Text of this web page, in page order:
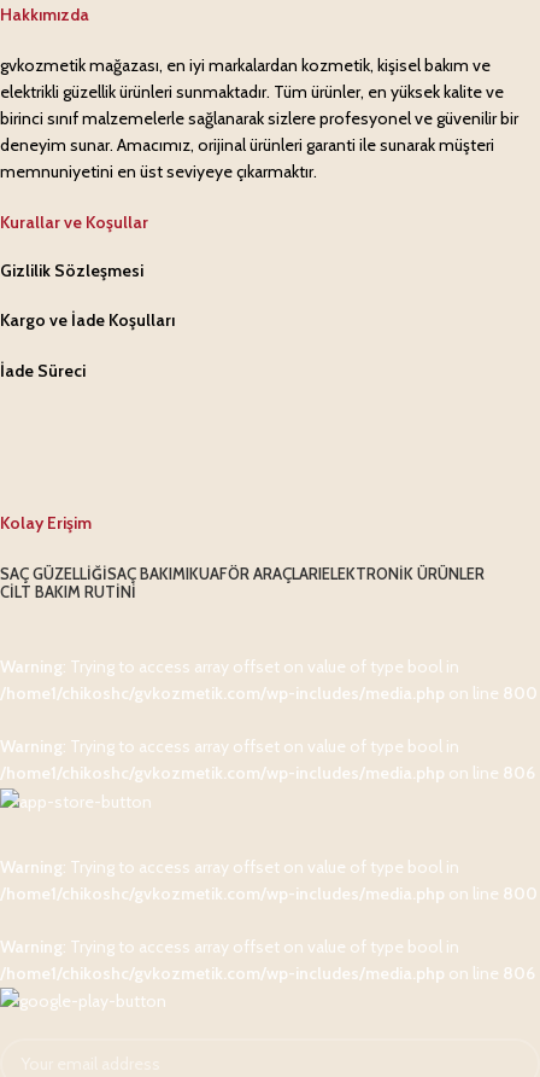
Hakkımızda
gvkozmetik mağazası, en iyi markalardan kozmetik, kişisel bakım ve
elektrikli güzellik ürünleri sunmaktadır. Tüm ürünler, en yüksek kalite ve
birinci sınıf malzemelerle sağlanarak sizlere profesyonel ve güvenilir bir
deneyim sunar. Amacımız, orijinal ürünleri garanti ile sunarak müşteri
memnuniyetini en üst seviyeye çıkarmaktır.
Kurallar ve Koşullar
Gizlilik Sözleşmesi
Kargo ve İade Koşulları
İade Süreci
Kolay Erişim
SAÇ GÜZELLIĞISAÇ BAKIMIKUAFÖR ARAÇLARIELEKTRONIK ÜRÜNLER
CILT BAKIM RUTINI
Warning: Trying to access array offset on value of type bool in
/home1/chikoshc/gvkozmetik.com/wp-includes/media.php on line 800
Warning: Trying to access array offset on value of type bool in
/home1/chikoshc/gvkozmetik.com/wp-includes/media.php on line 806
Warning: Trying to access array offset on value of type bool in
/home1/chikoshc/gvkozmetik.com/wp-includes/media.php on line 800
Warning: Trying to access array offset on value of type bool in
/home1/chikoshc/gvkozmetik.com/wp-includes/media.php on line 806